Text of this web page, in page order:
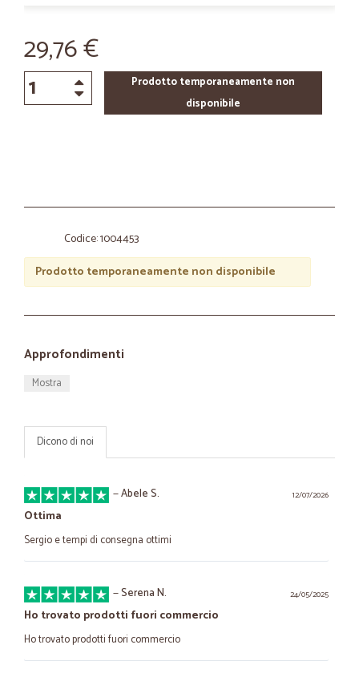
29,76 €
Prodotto temporaneamente non
disponibile
Codice: 1004453
Prodotto temporaneamente non disponibile
Approfondimenti
Mostra
Dicono di noi
12/07/2026
—Abele S.
Ottima
Sergio e tempi di consegna ottimi
24/05/2025
—Serena N.
Ho trovato prodotti fuori commercio
Ho trovato prodotti fuori commercio